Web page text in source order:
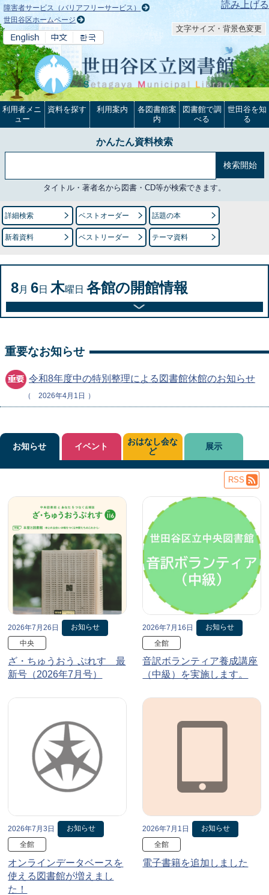
本文へ 読み上げる
障害者サービス（バリアフリーサービス）
世田谷区ホームページ
文字サイズ・背景色変更
利用者メニ
ュー
資料を探す 利用案内
各図書館案
内
図書館で調
べる
世田谷を知
る
かんたん資料検索
タイトル・著者名から図書・CD等が検索できます。
詳細検索 ベストオーダー 話題の本
新着資料 ベストリーダー テーマ資料
8月 6日 木曜日 各館の開館情報
重要なお知らせ
令和8年度中の特別整理による図書館休館のお知らせ
2026年4月1日
お知らせ
2026年7月26日
お知らせ
中央
ざ・ちゅうおう ぷれす 最
新号（2026年7月号）
2026年7月16日
お知らせ
全館
音訳ボランティア養成講座
（中級）を実施します。
2026年7月3日
お知らせ
全館
オンラインデータベースを
使える図書館が増えまし
た！
2026年7月1日
お知らせ
全館
電子書籍を追加しました
イベント
おはなし会な
ど
展示
RSS